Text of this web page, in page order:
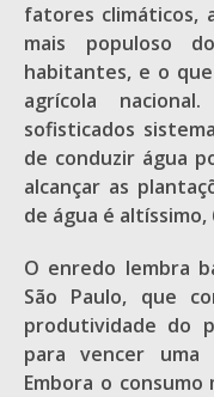
fatores climáticos,
mais populoso
habitantes, e o
agrícola
sofisticados
de conduzir água
alcançar as
de água é
O enredo lembra
São Paulo, que
produtividade do
para vencer uma
Embora o